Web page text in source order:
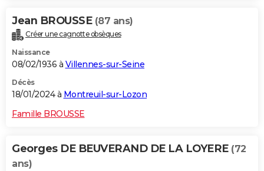
Jean BROUSSE (87 ans)
Créer une cagnotte obsèques
Naissance
08/02/1936 à Villennes-sur-Seine
Décès
18/01/2024 à Montreuil-sur-Lozon
Famille BROUSSE
Georges DE BEUVERAND DE LA LOYERE (72
ans)